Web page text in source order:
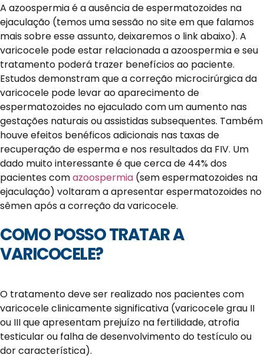
A azoospermia é a ausência de espermatozoides na
ejaculação (temos uma sessão no site em que falamos
mais sobre esse assunto, deixaremos o link abaixo). A
varicocele pode estar relacionada a azoospermia e seu
tratamento poderá trazer benefícios ao paciente.
Estudos demonstram que a correção microcirúrgica da
varicocele pode levar ao aparecimento de
espermatozoides no ejaculado com um aumento nas
gestações naturais ou assistidas subsequentes. Também
houve efeitos benéficos adicionais nas taxas de
recuperação de esperma e nos resultados da FIV. Um
dado muito interessante é que cerca de 44% dos
pacientes comazoospermia (sem espermatozoides na
ejaculação) voltaram a apresentar espermatozoides no
sêmen após a correção da varicocele.
COMO POSSO TRATAR A
VARICOCELE?
O tratamento deve ser realizado nos pacientes com
varicocele clinicamente significativa (varicocele grau II
ou III que apresentam prejuízo na fertilidade, atrofia
testicular ou falha de desenvolvimento do testículo ou
dor característica).